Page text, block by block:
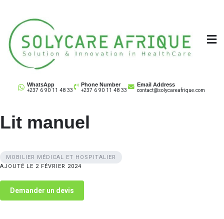
content
Solycare Afrique
Matériel & équipement médical au Cameroun
WhatsApp
+237 6 90 11 48 33
Phone Number
+237 6 90 11 48 33
Email Address
contact@solycareafrique.com
Lit manuel
MOBILIER MÉDICAL ET HOSPITALIER
AJOUTÉ LE 2 FÉVRIER 2024
Demander un devis